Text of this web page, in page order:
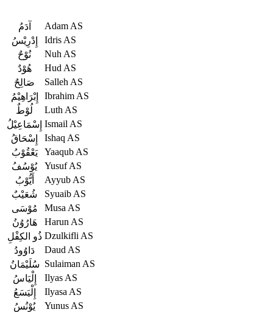
آدَمُ
Adam AS
إِدْرِيْسُ
Idris AS
نُوْحٌ
Nuh AS
هُوْدٌ
Hud AS
صَالِحٌ
Salleh AS
إِبْرَاهِيْمُ
Ibrahim AS
لُوْطٌ
Luth AS
إِسْمَاعِيْلُ Ismail AS
إِسْحَاقُ
Ishaq AS
يَعْقُوْبُ
Yaaqub AS
يُوْسُفُ
Yusuf AS
أَيُّوْبُ
Ayyub AS
شُعَيْبٌ
Syuaib AS
مُوْسَى
Musa AS
هَارُوُنُ
Harun AS
ذُو الكِفْلِ Dzulkifli AS
دَاوُودُ
Daud AS
سُلَيْمَانُ Sulaiman AS
إِلْيَاسُ
Ilyas AS
إِلْيَسَعُ
Ilyasa AS
يُوْنُسُ
Yunus AS